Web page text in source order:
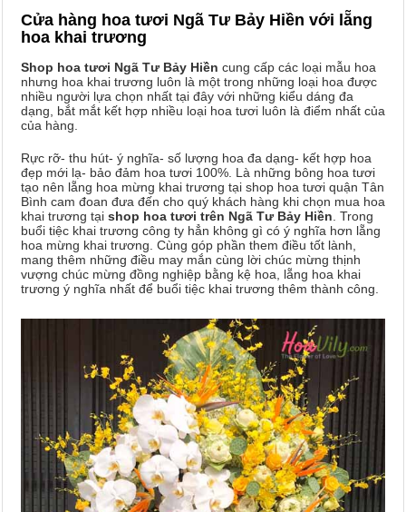
Cửa hàng hoa tươi Ngã Tư Bảy Hiền với lẵng
hoa khai trương
Shop hoa tươi Ngã Tư Bảy Hiền cung cấp các loại mẫu hoa
nhưng hoa khai trương luôn là một trong những loại hoa được
nhiều người lựa chọn nhất tại đây với những kiểu dáng đa
dạng, bắt mắt kết hợp nhiều loại hoa tươi luôn là điểm nhất của
của hàng.
Rực rỡ- thu hút- ý nghĩa- số lượng hoa đa dạng- kết hợp hoa
đẹp mới lạ- bảo đảm hoa tươi 100%. Là những bông hoa tươi
tạo nên lẵng hoa mừng khai trương tại shop hoa tươi quận Tân
Bình cam đoan đưa đến cho quý khách hàng khi chọn mua hoa
khai trương tại shop hoa tươi trên Ngã Tư Bảy Hiền. Trong
buổi tiệc khai trương công ty hẳn không gì có ý nghĩa hơn lẵng
hoa mừng khai trương. Cùng góp phần them điều tốt lành,
mang thêm những điều may mắn cùng lời chúc mừng thịnh
vượng chúc mừng đồng nghiệp bằng kệ hoa, lẵng hoa khai
trương ý nghĩa nhất để buổi tiệc khai trương thêm thành công.